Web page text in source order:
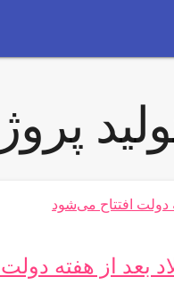
بعد از هفته